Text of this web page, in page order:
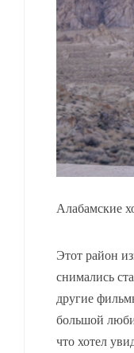
Алабамские
Этот район
снимались
другие
большой
что хотел